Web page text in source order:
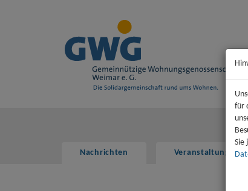
Nachrichten Veranstaltungen
für
Sie